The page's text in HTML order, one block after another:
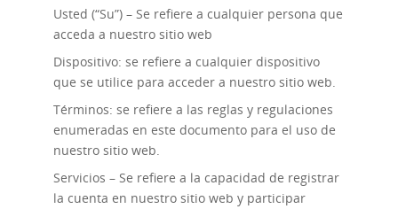
Usted (“Su”) – Se refiere a cualquier persona que
acceda a nuestro sitio web
Dispositivo: se refiere a cualquier dispositivo
que se utilice para acceder a nuestro sitio web.
Términos: se refiere a las reglas y regulaciones
enumeradas en este documento para el uso de
nuestro sitio web.
Servicios – Se refiere a la capacidad de registrar
la cuenta en nuestro sitio web y participar